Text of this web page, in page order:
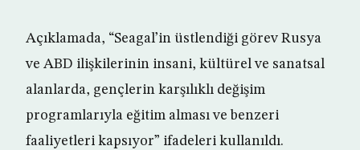
Açıklamada, “Seagal’in üstlendiği görev Rusya
ve ABD ilişkilerinin insani, kültürel ve sanatsal
alanlarda, gençlerin karşılıklı değişim
programlarıyla eğitim alması ve benzeri
faaliyetleri kapsıyor” ifadeleri kullanıldı.